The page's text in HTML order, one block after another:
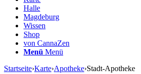
Halle
Magdeburg
Wissen
Shop
von CannaZen
Menü Menü
Startseite›Karte›Apotheke›Stadt-Apotheke